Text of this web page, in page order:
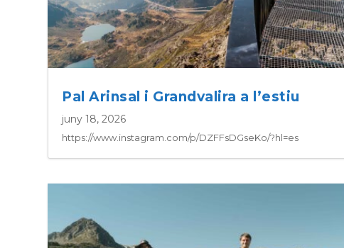
Pal Arinsal i Grandvalira a l’estiu
juny 18, 2026
https://www.instagram.com/p/DZFFsDGseKo/?hl=es